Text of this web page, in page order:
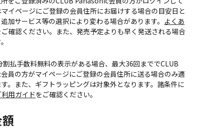
イページにご登録の会員住所にお届けする場合の目安日と
加サービス等の選択により変わる場合があります。 よくあ
ご確認ください。また、発売予定よりも早く発送される場合
割払手数料無料の表示がある場合、最大36回まででCLUB
員の方がマイページにご登録の会員住所に送る場合のみ適
。また、ギフトラッピングは対象外となります。諸条件に
利用ガイドをご確認ください。